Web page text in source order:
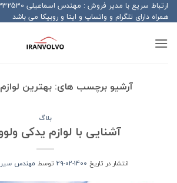
Skip
to
content
همراه دارای تلگرام و واتساپ و ایتا و روبیکا می باشد
آرشیو برچسب های:بهترین
بلاگ
آشنایی با لوازم یدکی
انتشار در تاریخ 1400-02-29 توسط مهندس